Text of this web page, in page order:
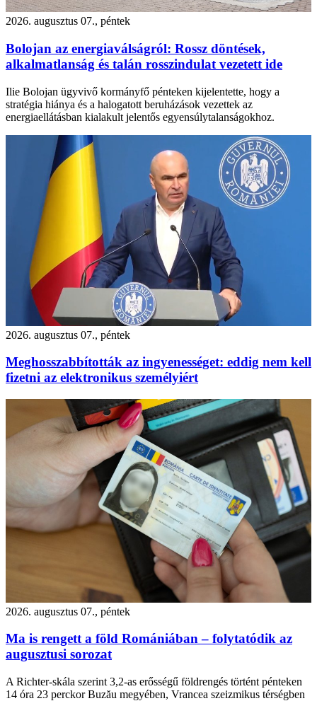
2026. augusztus 07., péntek
Bolojan az energiaválságról: Rossz döntések,
alkalmatlanság és talán rosszindulat vezetett ide
Ilie Bolojan ügyvivő kormányfő pénteken kijelentette, hogy a
stratégia hiánya és a halogatott beruházások vezettek az
energiaellátásban kialakult jelentős egyensúlytalanságokhoz.
2026. augusztus 07., péntek
Meghosszabbították az ingyenességet: eddig nem kell
fizetni az elektronikus személyiért
2026. augusztus 07., péntek
Ma is rengett a föld Romániában – folytatódik az
augusztusi sorozat
A Richter-skála szerint 3,2-as erősségű földrengés történt pénteken
14 óra 23 perckor Buzău megyében, Vrancea szeizmikus térségben